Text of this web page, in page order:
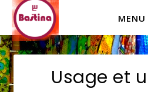
MENU
Usage et